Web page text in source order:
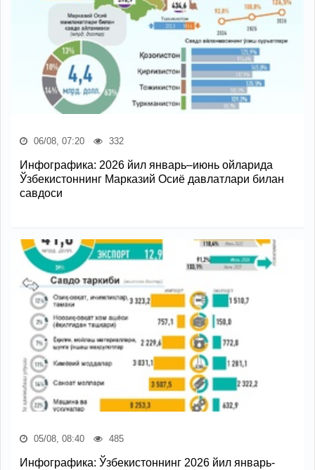
06/08, 07:20 332
Инфографика: 2026 йил январь–июнь ойларида
Ўзбекистоннинг Марказий Осиё давлатлари билан
савдоси
05/08, 08:40 485
Инфографика: Ўзбекистоннинг 2026 йил январь-